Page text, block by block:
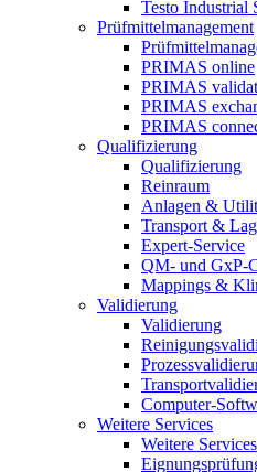
Testo Industrial
Prüfmittelmanagement
PRIMAS online
PRIMAS
PRIMAS
PRIMAS
Qualifizierung
Qualifizierung
Reinraum
Anlagen &
Transport &
Expert-Service
QM- und GxP-
Mappings &
Validierung
Validierung
Computer-
Weitere Services
Weitere Services